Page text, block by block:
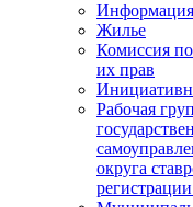
Жилье
Комиссия
их прав
Рабочая
округа